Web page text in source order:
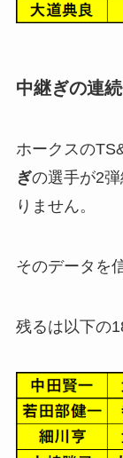
中継ぎの連
ホークスの
ぎの選手が2
りません。
そのデータを
残るは以下の